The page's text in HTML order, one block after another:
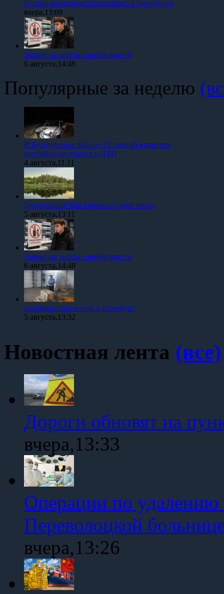
Редкие крокодилы поселились в Оренбурге
вчера,13:09
Запрет на вейпы приближается
6 августа,14:48
Популярные за неделю
В Бузулукском районе 13-летний водитель
питбайка пострадал в ДТП
4 августа,11:11
Бузулукский бор пережил сухой июль
5 августа,13:11
Запрет на вейпы приближается
6 августа,14:48
Капибара прилетела в Оренбург
5 августа,13:32
Новостная лента (все)
Дороги обновят на
вчера,13:33
Операции по удалению
Переволоцкой
вчера,13:26